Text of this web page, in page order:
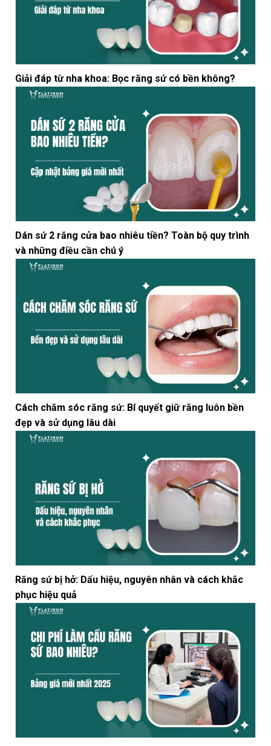
Giải đáp từ nha khoa: Bọc răng sứ có bền không?
Dán sứ 2 răng cửa bao nhiêu tiền? Toàn bộ quy trình
và những điều cần chú ý
Cách chăm sóc răng sứ: Bí quyết giữ răng luôn bền
đẹp và sử dụng lâu dài
Răng sứ bị hở: Dấu hiệu, nguyên nhân và cách khắc
phục hiệu quả